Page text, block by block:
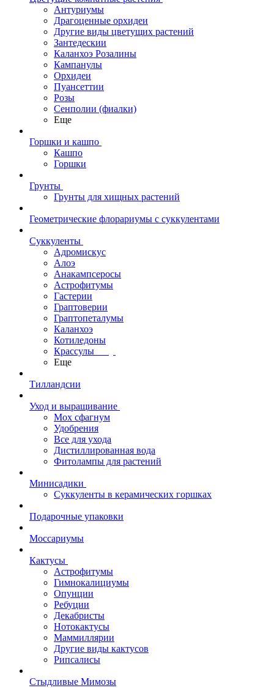
Антуриумы
Драгоценные орхидеи
Другие виды цветущих растений
Зантедескии
Каланхоэ Розалины
Кампанулы
Орхидеи
Пуансеттии
Розы
Сенполии (фиалки)
Еще
Горшки и кашпо
Кашпо
Горшки
Грунты
Грунты для хищных растений
Геометрические флорариумы с суккулентами
Суккуленты
Адромискус
Алоэ
Анакампсеросы
Астрофитумы
Гастерии
Граптоверии
Граптопеталумы
Каланхоэ
Котиледоны
Крассулы
Еще
Тилландсии
Уход и выращивание
Мох сфагнум
Удобрения
Все для ухода
Дистиллированная вода
Фитолампы для растений
Минисадики
Суккуленты в керамических горшках
Подарочные упаковки
Моссариумы
Кактусы
Астрофитумы
Гимнокалициумы
Опунции
Ребуции
Декабристы
Нотокактусы
Маммиллярии
Другие виды кактусов
Рипсалисы
Стыдливые Мимозы